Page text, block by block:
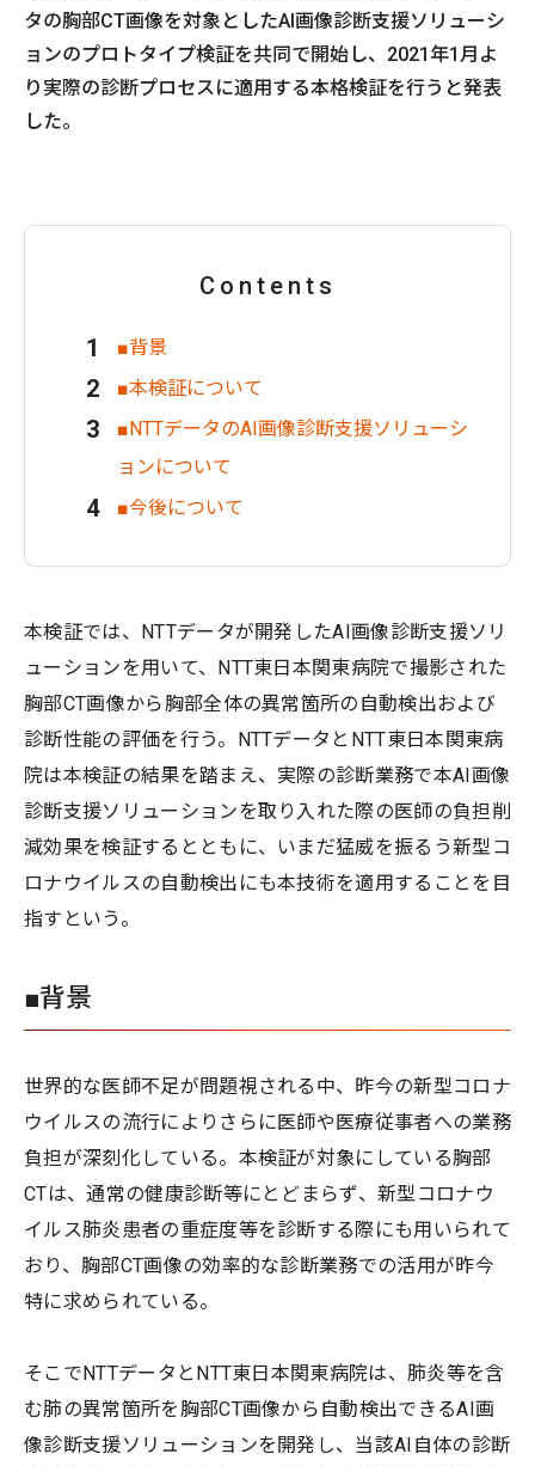
タの胸部CT画像を対象としたAI画像診断支援ソリューシ
ョンのプロトタイプ検証を共同で開始し、2021年1月よ
り実際の診断プロセスに適用する本格検証を行うと発表
した。
Contents
■背景
■本検証について
■NTTデータのAI画像診断支援ソリューシ
ョンについて
■今後について
本検証では、NTTデータが開発したAI画像診断支援ソリ
ューションを用いて、NTT東日本関東病院で撮影された
胸部CT画像から胸部全体の異常箇所の自動検出および
診断性能の評価を行う。NTTデータとNTT東日本関東病
院は本検証の結果を踏まえ、実際の診断業務で本AI画像
診断支援ソリューションを取り入れた際の医師の負担削
減効果を検証するとともに、いまだ猛威を振るう新型コ
ロナウイルスの自動検出にも本技術を適用することを目
指すという。
■背景
世界的な医師不足が問題視される中、昨今の新型コロナ
ウイルスの流行によりさらに医師や医療従事者への業務
負担が深刻化している。本検証が対象にしている胸部
CTは、通常の健康診断等にとどまらず、新型コロナウ
イルス肺炎患者の重症度等を診断する際にも用いられて
おり、胸部CT画像の効率的な診断業務での活用が昨今
特に求められている。
そこでNTTデータとNTT東日本関東病院は、肺炎等を含
む肺の異常箇所を胸部CT画像から自動検出できるAI画
像診断支援ソリューションを開発し、当該AI自体の診断